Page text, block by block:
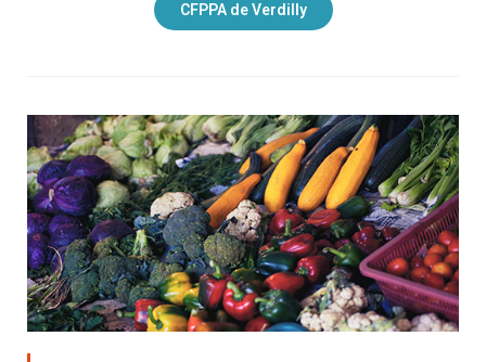
CFPPA de Verdilly